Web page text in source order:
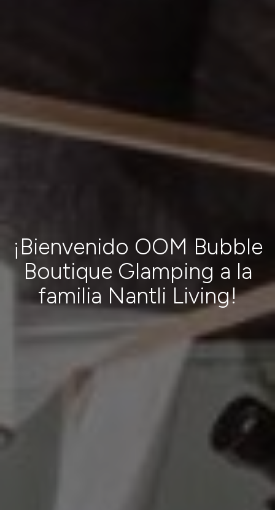
¡Bienvenido OOM Bubble
Boutique Glamping a la
familia Nantli Living!